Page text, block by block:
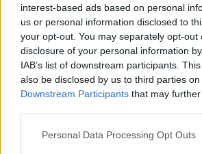
interest-based ads based on personal
us or personal information disclosed to
your opt-out. You may separately opt-out
disclosure of your personal information
IAB’s list of downstream participants.
also be disclosed by us to third parties on
Downstream Participants that may
Personal Data Processing Opt Outs
06.08.2026 -Bosch Powertrain s.r.o.
Kč • náborový bonus 50.000 Kč •
Jihlava)
06.08.2026 - Bosch Powertrain s.r.o. •
týdenní zálohy na mzdu 2.000 Kč (Jihlava,
... další nabídky zaměstnání
Vybrané